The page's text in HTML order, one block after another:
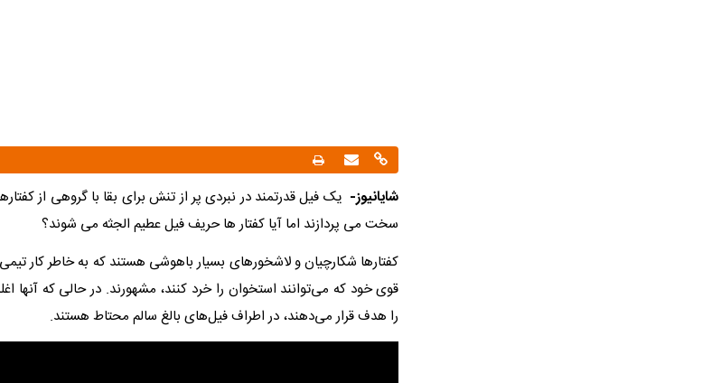
شایانیوز- یک فیل قدرتمند در نبردی پر از تنش برای بقا با گروهی از
سخت می پردازند اما آیا کفتار ها حریف فیل عطیم الجثه می شوند؟
کفتارها شکارچیان و لاشخورهای بسیار باهوشی هستند که به خاطر کار
قوی خود که می‌توانند استخوان را خرد کنند، مشهورند. در حالی که آنها
را هدف قرار می‌دهند، در اطراف فیل‌های بالغ سالم محتاط هستند.